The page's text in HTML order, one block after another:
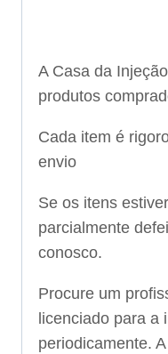
A Casa da
produtos
Cada item é
envio
Se os itens
parcialmente
conosco.
Procure um
licenciado para a
periodicamente.